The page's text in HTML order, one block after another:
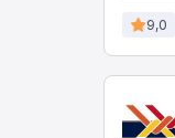
9,0